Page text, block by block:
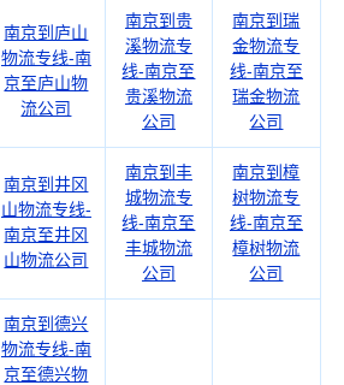
南京到庐山
物流专线-南
京至庐山物
流公司
南京到贵
溪物流专
线-南京至
贵溪物流
公司
南京到瑞
金物流专
线-南京至
瑞金物流
公司
南京到井冈
山物流专线-
南京至井冈
山物流公司
南京到丰
城物流专
线-南京至
丰城物流
公司
南京到樟
树物流专
线-南京至
樟树物流
公司
南京到德兴
物流专线-南
京至德兴物